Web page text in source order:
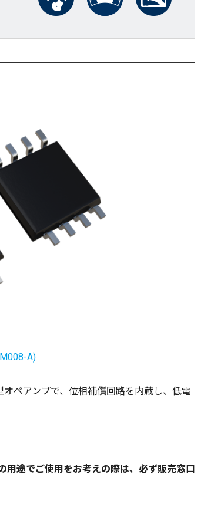
A)
ペアンプで、位相補償回路を内蔵し、低電
用途でご使用をお考えの際は、必ず販売窓口